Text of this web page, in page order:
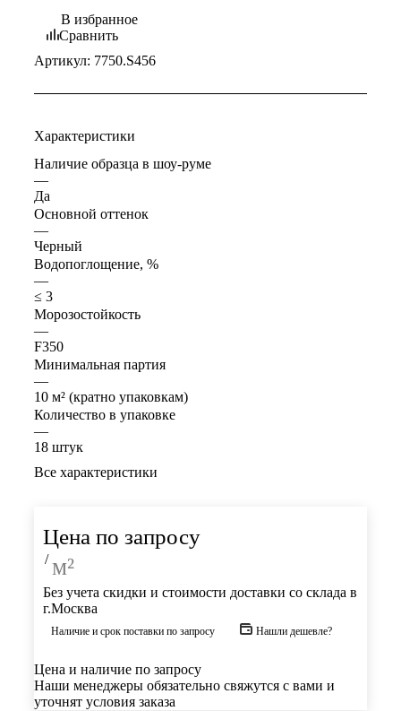
В избранное
Сравнить
Артикул: 7750.S456
Характеристики
Наличие образца в шоу-руме
—
Да
Основной оттенок
—
Черный
Водопоглощение, %
—
≤ 3
Морозостойкость
—
F350
Минимальная партия
—
10 м² (кратно упаковкам)
Количество в упаковке
—
18 штук
Все характеристики
Цена по запросу
/ м²
Без учета скидки и стоимости доставки со склада в
г.Москва
Наличие и срок поставки по запросу Нашли дешевле?
Цена и наличие по запросу
Наши менеджеры обязательно свяжутся с вами и
уточнят условия заказа